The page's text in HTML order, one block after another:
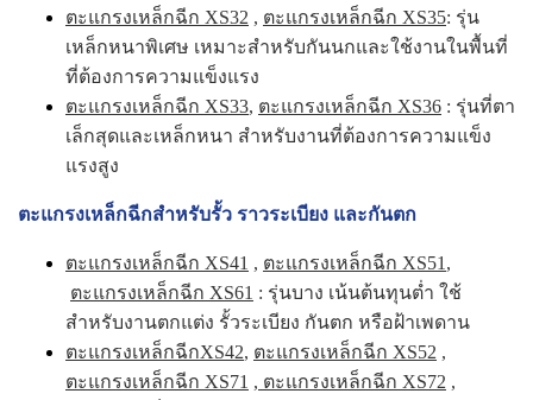
ตะแกรงเหล็กฉีก XS32 , ตะแกรงเหล็กฉีก XS35: รุ่น
เหล็กหนาพิเศษ เหมาะสำหรับกันนกและใช้งานในพื้นที่
ที่ต้องการความแข็งแรง
ตะแกรงเหล็กฉีก XS33, ตะแกรงเหล็กฉีก XS36 : รุ่นที่ตา
เล็กสุดและเหล็กหนา สำหรับงานที่ต้องการความแข็ง
แรงสูง
ตะแกรงเหล็กฉีกสำหรับรั้ว ราวระเบียง และกันตก
ตะแกรงเหล็กฉีก XS41 , ตะแกรงเหล็กฉีก XS51 ,
ตะแกรงเหล็กฉีก XS61 : รุ่นบาง เน้นต้นทุนต่ำ ใช้
สำหรับงานตกแต่ง รั้วระเบียง กันตก หรือฝ้าเพดาน
ตะแกรงเหล็กฉีกXS42, ตะแกรงเหล็กฉีก XS52 ,
ตะแกรงเหล็กฉีก XS71 , ตะแกรงเหล็กฉีก XS72 ,